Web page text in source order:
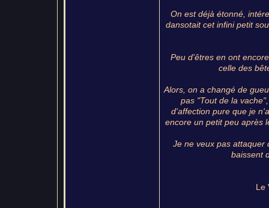
On est déjà étonné,
dansotait cet infini petit
Peu d'êtres en ont
celle des
Alors, on a changé de
pas "Tout de la
d'affection pure que je
encore un petit peu après
Je ne veux pas attaquer
baissent
Le